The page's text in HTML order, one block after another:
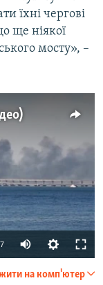
їхні чергові
ще ніякої
мосту», –
на комп'ютер